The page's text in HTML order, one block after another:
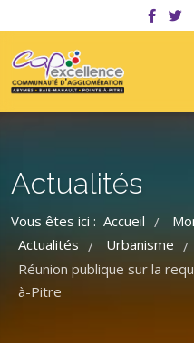
Actualités
Vous êtes ici : Accueil /
Actualités / Urbanisme /
Réunion publique sur la
à-Pitre